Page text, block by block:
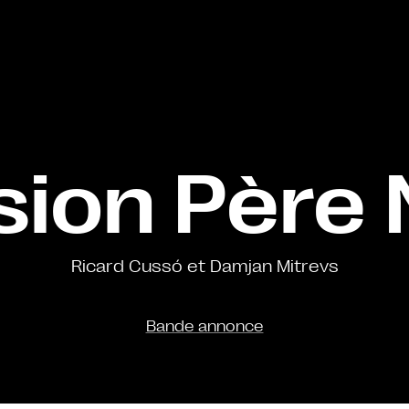
Père
Ricard Cussó et Damjan Mitrevs
Bande annonce